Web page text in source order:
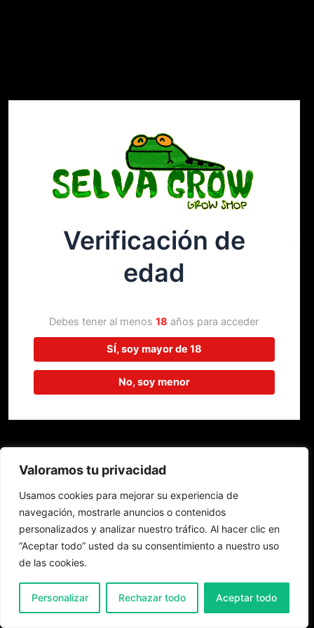
Valoramos tu privacidad
Usamos cookies para mejorar su experiencia de
navegación, mostrarle anuncios o contenidos
personalizados y analizar nuestro tráfico. Al hacer clic en
“Aceptar todo” usted da su consentimiento a nuestro uso
de las cookies.
Personalizar Rechazar todo Aceptar todo
¡Disculpa este desastre! Estamos
trabajando en algo increíble,
¡vuelve pronto!
Verificación de
edad
Debes tener al menos18 años para acceder
SÍ, soy mayor de 18
No, soy menor